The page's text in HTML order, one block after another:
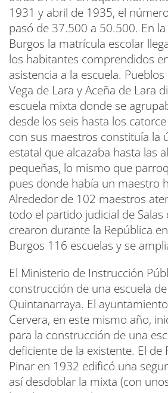
1931 y abril de 1935, el
pasó de 37.500 a 50.500. En
Burgos la matrícula escolar
los habitantes comprendidos
asistencia a la escuela.
Vega de Lara y Aceña de Lara
escuela mixta donde se
desde los seis hasta los
con sus maestros constituía la
estatal que alcazaba hasta las
pequeñas, lo mismo que
pues donde había un maestro
Alrededor de 102 maestros
todo el partido judicial de Salas
crearon durante la República
Burgos 116 escuelas y se
El Ministerio de Instrucción
construcción de una escuela
Quintanarraya. El
Cervera, en este mismo año,
para la construcción de una
deficiente de la existente. El de
Pinar en 1932 edificó una
así desdoblar la mixta (con